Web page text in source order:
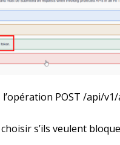
POST /api/
s’ils veulent